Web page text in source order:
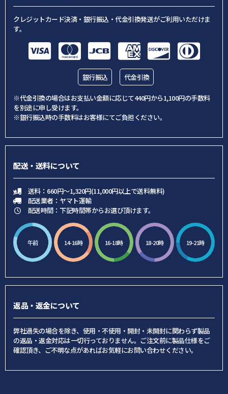
クレジットカード決済・銀行振込・代金引換発送がご利用いただけま
す。
銀行振込 代金引換
※代金引換の場合はお支払い金額に応じて440円から1,100円の手数料
を別途に申し受けます。
※銀行振込時の手数料はお客様にてご負担ください。
配送・送料について
送料：660円～1,320円(11,000円以上で送料無料)
配送業者：ヤマト運輸
配送時間：下記時間帯からお選び頂けます。
午前 14-16時 16-18時 18-20時 19-21時
返品・返金について
弊社過失の場合を除き、使用・不使用・開封・未開封に関わらず製品
の返品・返金対応は一切行っておりません。ご注文前に製品仕様をご
確認頂き、ご不明な点があればお気軽にお問い合わせください。